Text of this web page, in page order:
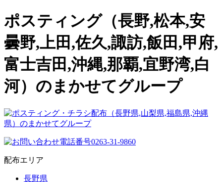
ポスティング（長野,松本,安
曇野,上田,佐久,諏訪,飯田,甲府,
富士吉田,沖縄,那覇,宜野湾,白
河）のまかせてグループ
配布エリア
長野県